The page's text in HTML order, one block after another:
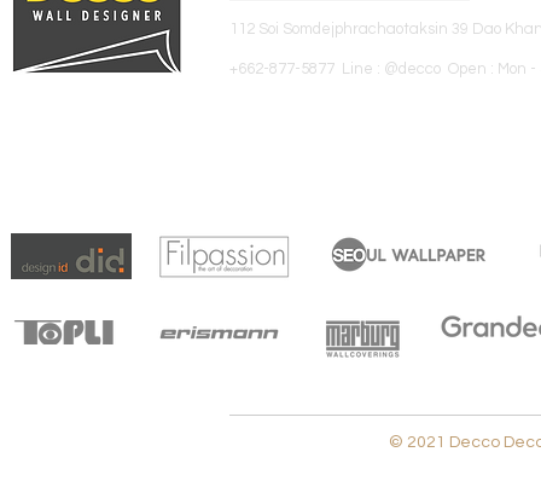
112 Soi Somdejphrachaotaksin 39 Dao
+662-877-5877 Line : @decco Open : Mon -
© 2021 Decco